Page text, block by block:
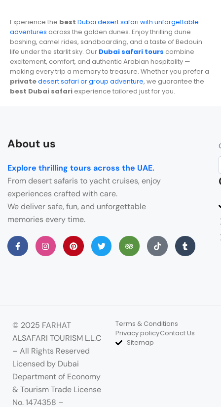
Experience the best Dubai desert safari with unforgettable
adventures across the golden dunes. Enjoy thrilling dune
bashing, camel rides, sandboarding, and a taste of Bedouin
life under the starlit sky. Our Dubai safari tours combine
excitement, comfort, and authentic Arabian hospitality —
making every trip a memory to treasure. Whether you prefer a
privatedesert safari or group adventure, we guarantee the
best Dubai safari experience tailored just for you.
About us
Explore thrilling tours across the UAE.
From desert safaris to yacht cruises, enjoy
experiences crafted with care.
We deliver safe, fun, and unforgettable
memories every time.
© 2025 FARHAT
ALSAFARI TOURISM L.L.C
– All Rights Reserved
Licensed by Dubai
Department of Economy
& Tourism Trade License
No. 1474358 –
Terms & Conditions
Privacy policyContact Us
Sitemap